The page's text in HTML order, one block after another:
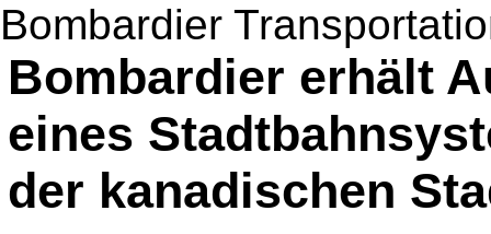
Bombardier
Bombardier erhält
eines
der kanadischen